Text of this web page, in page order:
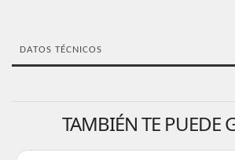
DATOS TÉCNICOS
TAMBIÉN TE PUEDE